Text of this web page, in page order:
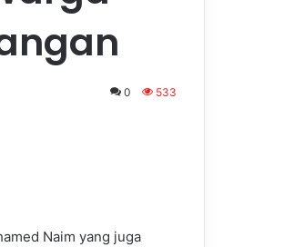
0 533
Naim yang juga